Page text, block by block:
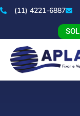
(11) 4221-6887